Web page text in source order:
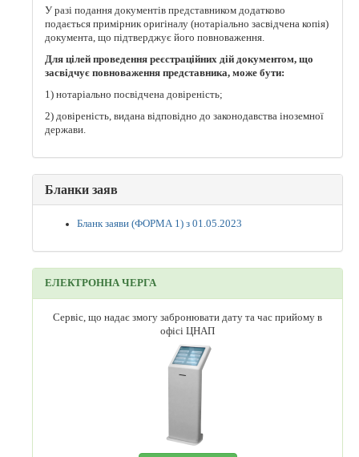
У разі подання документів представником додатково
подається примірник оригіналу (нотаріально засвідчена копія)
документа, що підтверджує його повноваження.
Для цілей проведення реєстраційних дій документом, що
засвідчує повноваження представника, може бути:
1) нотаріально посвідчена довіреність;
2) довіреність, видана відповідно до законодавства іноземної
держави.
Бланки заяв
Бланк заяви (ФОРМА 1) з 01.05.2023
ЕЛЕКТРОННА ЧЕРГА
Сервіс, що надає змогу забронювати дату та час прийому в
офісі ЦНАП